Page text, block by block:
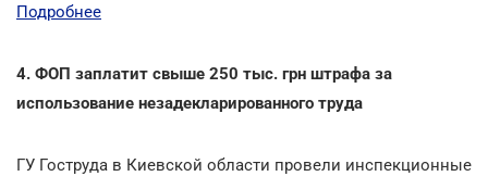
Подробнее
4. ФОП заплатит свыше 250 тыс. грн штрафа за
использование незадекларированного труда
ГУ Гоструда в Киевской области провели инспекционные